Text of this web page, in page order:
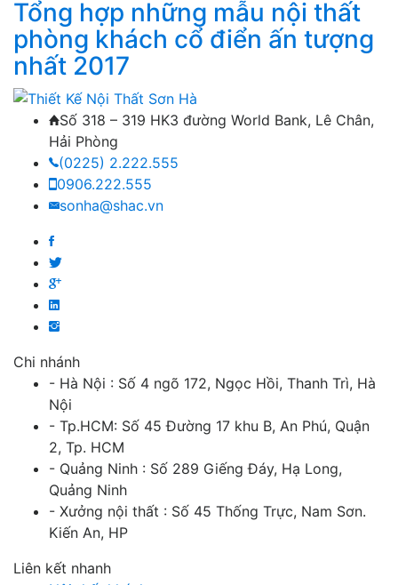
Tổng hợp những mẫu nội thất
phòng khách cổ điển ấn tượng
nhất 2017
Số 318 – 319 HK3 đường World Bank, Lê Chân,
Hải Phòng
(0225) 2.222.555
0906.222.555
sonha@shac.vn
Chi nhánh
- Hà Nội : Số 4 ngõ 172, Ngọc Hồi, Thanh Trì, Hà
Nội
- Tp.HCM: Số 45 Đường 17 khu B, An Phú, Quận
2, Tp. HCM
- Quảng Ninh : Số 289 Giếng Đáy, Hạ Long,
Quảng Ninh
- Xưởng nội thất : Số 45 Thống Trực, Nam Sơn.
Kiến An, HP
Liên kết nhanh